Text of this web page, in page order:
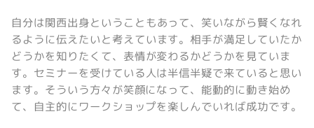
自分は関西出身ということもあって、笑いながら賢くなれ
るように伝えたいと考えています。相手が満足していたか
どうかを知りたくて、表情が変わるかどうかを見ていま
す。セミナーを受けている人は半信半疑で来ていると思い
ます。そういう方々が笑顔になって、能動的に動き始め
て、自主的にワークショップを楽しんでいれば成功です。